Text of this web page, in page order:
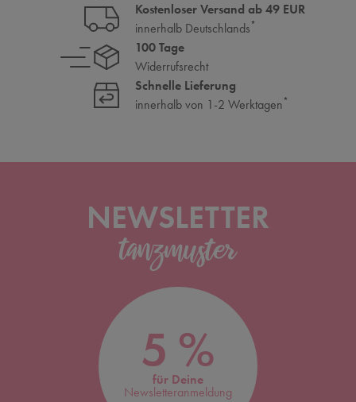
Kostenloser Versand ab 49 EUR
innerhalb Deutschlands*
100 Tage
Widerrufsrecht
Schnelle Lieferung
innerhalb von 1-2 Werktagen*
NEWSLETTER
5 %
für Deine
Newsletteranmeldung